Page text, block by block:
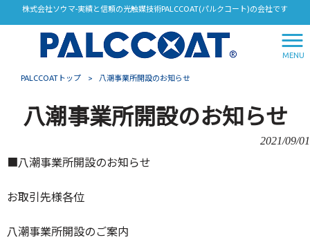
株式会社ソウマ-実績と信頼の光触媒技術PALCCOAT(パルクコート)の会社です
MENU
PALCCOATトップ > 八潮事業所開設のお知らせ
八潮事業所開設のお知らせ
2021/09/01
■八潮事業所開設のお知らせ
お取引先様各位
八潮事業所開設のご案内